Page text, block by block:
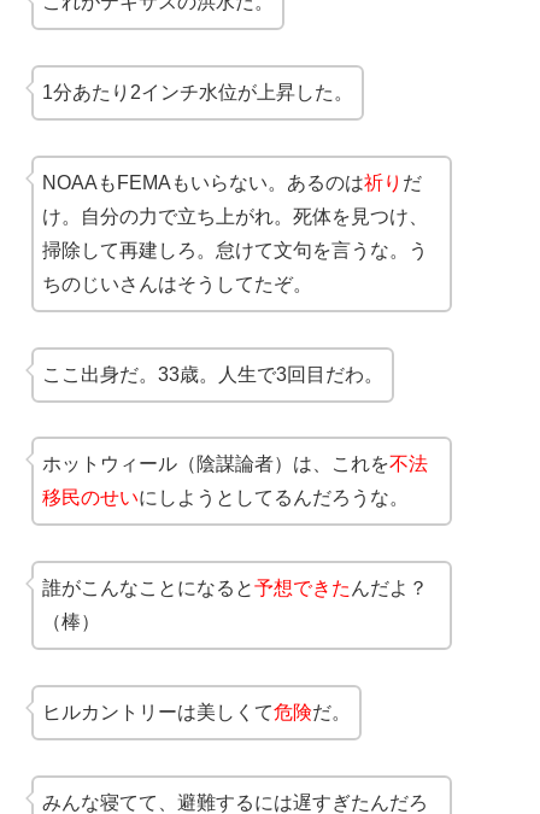
1分あたり2インチ水位が上昇した。
NOAAもFEMAもいらない。あるのは祈り だ
け。自分の力で立ち上がれ。死体を見つけ、
掃除して再建しろ。怠けて文句を言うな。う
ちのじいさんはそうしてたぞ。
ここ出身だ。33歳。人生で3回目だわ。
ホットウィール（陰謀論者）は、これを不法
移民のせいにしようとしてるんだろうな。
誰がこんなことになると予想できた んだよ？
（棒）
ヒルカントリーは美しくて危険だ。
みんな寝てて、避難するには遅すぎたんだろ